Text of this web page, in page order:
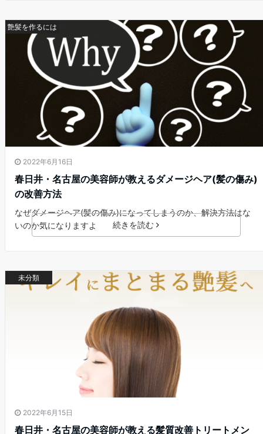
艶髪を作るには
2022年6月16日
春日井・名古屋の美容師が教えるダメージヘア(髪の傷み)
の改善方法
なぜダメージヘア(髪の傷み)になってしまうのか、解決方法はな
いのか気になりますよ
続きを読む
未分類
2022年6月15日
春日井・名古屋の美容師が教える髪質改善トリートメン